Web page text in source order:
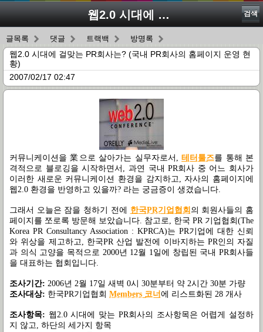
웹2.0 시대에 걸맞는 PR회사는? (국내 PR회사의 홈페이지 운영 현황) 검색
글목록 댓글 트랙백 방명록
웹2.0 시대에 걸맞는 PR회사는? (국내 PR회사의 홈페이지 운영 현
황)
2007/02/17 02:47
커뮤니케이션을 業으로 살아가는 실무자로서,테터툴즈를 통해 본
격적으로 블로깅을 시작하면서, 과연 국내 PR회사 중 어느 회사가
이러한 새로운 커뮤니케이션 환경을 감지하고, 자사의 홈페이지에
웹2.0 환경을 반영하고 있을까? 라는 궁금증이 생겼습니다.
그래서 오늘은 잠을 청하기 전에 한국PR기업협회 의 회원사들의 홈
페이지를 쪼로록 방문해 보았습니다. 참고로, 한국 PR 기업협회(The
Korea PR Consultancy Association : KPRCA)는 PR기업에 대한 신뢰
와 위상을 제고하고, 한국PR 산업 발전에 이바지하는 PR인의 자질
과 의식 고양을 목적으로 2000년 12월 1일에 창립된 국내 PR회사들
을 대표하는 협회입니다.
조사기간: 2006년 2월 17일 새벽 0시 30분부터 약 2시간 30분 가량
조사대상: 한국PR기업협회 Members 코너 에 리스트화된 28 개사
조사항목: 웹2.0 시대에 맞는 PR회사의 조사항목은 어렵게 설정하
지 않고, 하단의 세가지 항목